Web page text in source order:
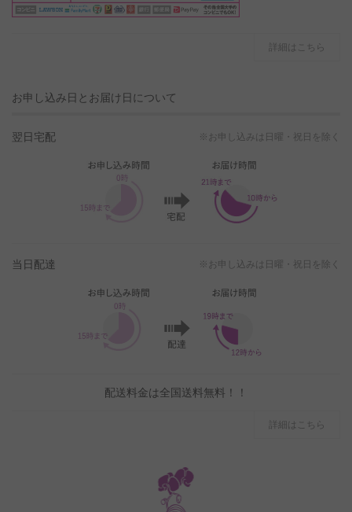
詳細はこちら
お申し込み日とお届け日について
翌日宅配 ※お申し込みは日曜・祝日を除く
当日配達 ※お申し込みは日曜・祝日を除く
配送料金は全国送料無料！！
詳細はこちら